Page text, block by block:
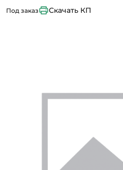
Под заказ Скачать КП